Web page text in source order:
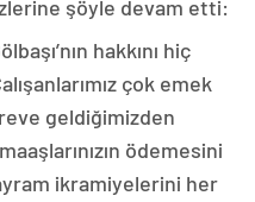
şöyle devam etti:
hakkını hiç
çok emek
geldiğimizden
ödemesini
ikramiyelerini her